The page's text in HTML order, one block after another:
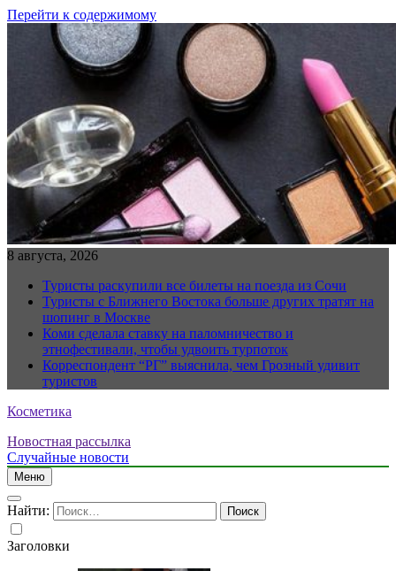
Перейти к содержимому
8 августа, 2026
Туристы раскупили все билеты на поезда из Сочи
Туристы с Ближнего Востока больше других тратят на
шопинг в Москве
Коми сделала ставку на паломничество и
этнофестивали, чтобы удвоить турпоток
Корреспондент “РГ” выяснила, чем Грозный удивит
туристов
Косметика
Новостная рассылка
Случайные новости
Меню
Найти:
Заголовки